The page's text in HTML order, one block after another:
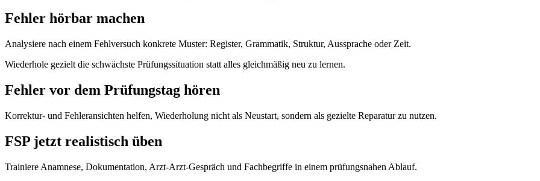
Fehler hörbar machen
Analysiere nach einem Fehlversuch konkrete Muster: Register, Grammatik, Struktur, Aussprache oder Zeit.
Wiederhole gezielt die schwächste Prüfungssituation statt alles gleichmäßig neu zu lernen.
Fehler vor dem Prüfungstag hören
Korrektur- und Fehleransichten helfen, Wiederholung nicht als Neustart, sondern als gezielte Reparatur zu nutzen.
FSP jetzt realistisch üben
Trainiere Anamnese, Dokumentation, Arzt-Arzt-Gespräch und Fachbegriffe in einem prüfungsnahen Ablauf.